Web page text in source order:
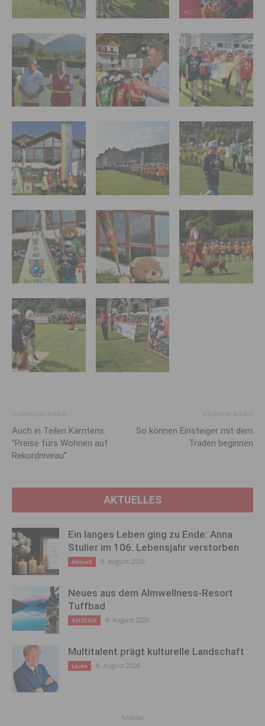
Auch in Teilen Kärntens:
“Preise fürs Wohnen auf
Rekord­niveau”
So können Einsteiger mit dem
Traden beginnen
AKTUELLES
Ein langes Leben ging zu Ende: Anna
Stulier im 106. Lebensjahr verstorben
Aktuell 8. August 2026
Neues aus dem Almwellness-Resort
Tuffbad
ANZEIGE 8. August 2026
Multitalent prägt kulturelle Landschaft
Leute 8. August 2026
Anzeige